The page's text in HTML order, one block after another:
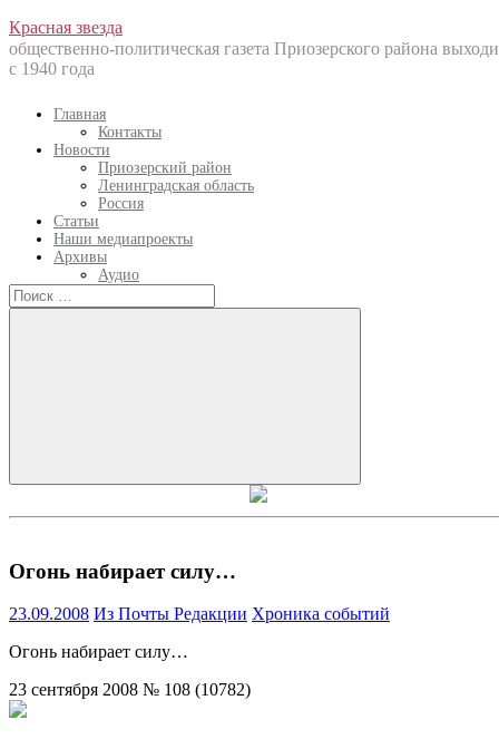
Перейти
к
содержанию
Красная звезда
общественно-политическая газета Приозерского района
с 1940 года
Главная
Контакты
Новости
Приозерский район
Ленинградская область
Россия
Статьи
Наши медиапроекты
Архивы
Аудио
Искать:
Искать
Огонь набирает силу…
23.09.2008 Из Почты Редакции Хроника событий
Огонь набирает силу…
23 сентября 2008 № 108 (10782)